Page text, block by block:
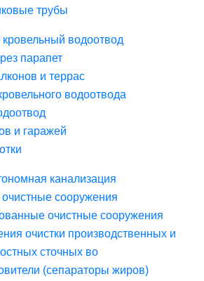
трубы
кровельный водоотвод
парапет
и террас
водоотвода
и гаражей
канализация
сооружения
очистные сооружения
очистки производственных и
сточных во
(сепараторы жиров)